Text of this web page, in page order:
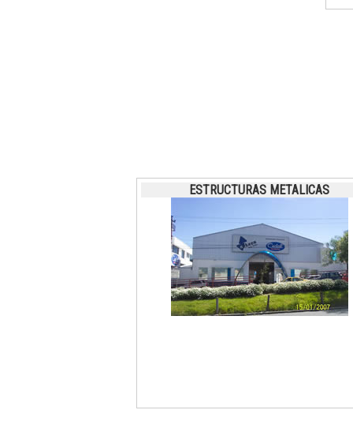
ESTRUCTURAS METALICAS